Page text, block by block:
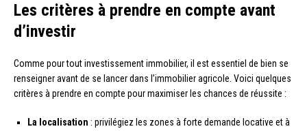
Les critères à prendre en compte avant
d’investir
Comme pour tout investissement immobilier, il est essentiel de bien se
renseigner avant de se lancer dans l’immobilier agricole. Voici quelques
critères à prendre en compte pour maximiser les chances de réussite :
La localisation : privilégiez les zones à forte demande locative et à